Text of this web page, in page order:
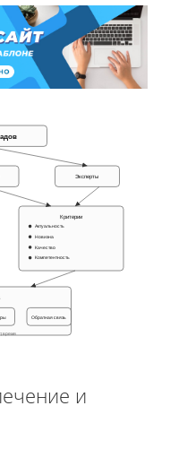
Эксперты
Критерии
Актуальность
Новизна
Качество
Компетентность
Обратная связь
время
и